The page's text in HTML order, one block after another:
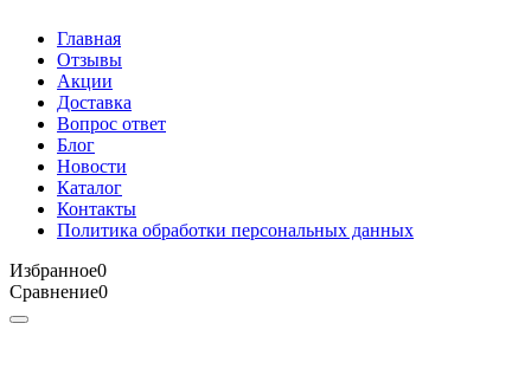
Главная
Отзывы
Акции
Доставка
Вопрос ответ
Блог
Новости
Каталог
Контакты
Политика обработки персональных данных
Избранное0
Сравнение0